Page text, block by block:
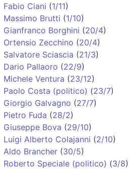
Fabio Ciani (1/11)
Massimo Brutti (1/10)
Gianfranco Borghini (20/4)
Ortensio Zecchino (20/4)
Salvatore Sciascia (21/3)
Dario Pallaoro (22/9)
Michele Ventura (23/12)
Paolo Costa (politico) (23/7)
Giorgio Galvagno (27/7)
Pietro Fuda (28/2)
Giuseppe Bova (29/10)
Luigi Alberto Colajanni (2/10)
Aldo Brancher (30/5)
Roberto Speciale (politico) (3/8)